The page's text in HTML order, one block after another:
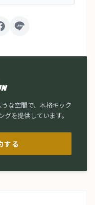
な空間で、本格キック
を提供しています。
する